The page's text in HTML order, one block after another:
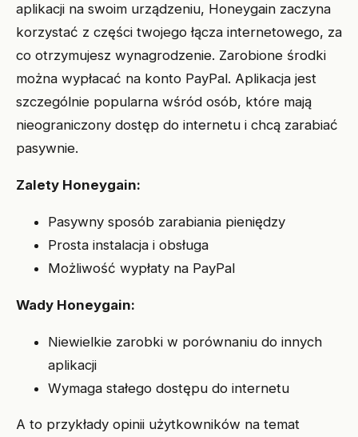
aplikacji na swoim urządzeniu, Honeygain zaczyna
korzystać z części twojego łącza internetowego, za
co otrzymujesz wynagrodzenie. Zarobione środki
można wypłacać na konto PayPal. Aplikacja jest
szczególnie popularna wśród osób, które mają
nieograniczony dostęp do internetu i chcą zarabiać
pasywnie.
Zalety Honeygain:
Pasywny sposób zarabiania pieniędzy
Prosta instalacja i obsługa
Możliwość wypłaty na PayPal
Wady Honeygain:
Niewielkie zarobki w porównaniu do innych
aplikacji
Wymaga stałego dostępu do internetu
A to przykłady opinii użytkowników na temat